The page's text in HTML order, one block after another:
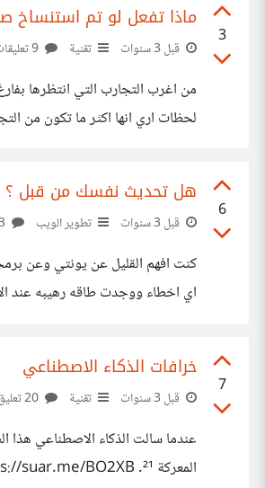
3
ماذا تفعل لو تم استنساخ
قبل 3 سنوات تقنية
من اغرب التجارب التي انتظرها
لحظات اري انها اكثر ما تكون من التجارب المثيرة للاهتمام والاكثر رعبا هل
6
هل تحديث نفسك من قبل ؟
قبل 3 سنوات تطوير الويب
كنت افهم القليل عن يونتي وعن
اي اخطاء ووجدت طاقه رهيبه عند الانسان
7
خرافات الذكاء الاصطناعي
قبل 3 سنوات تقنية
المعركة ²¹. https://suar.me/BO2XB